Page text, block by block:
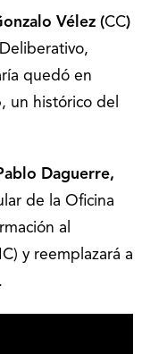
Vélez (CC)
quedó en
, un histórico del
Daguerre,
de la Oficina
al
y reemplazará a
.